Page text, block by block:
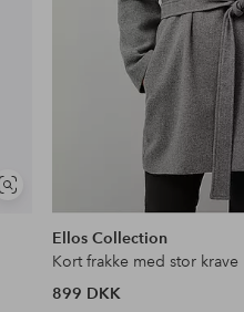
Se
lignende
Ellos Collection
Kort frakke med stor krave
899 DKK